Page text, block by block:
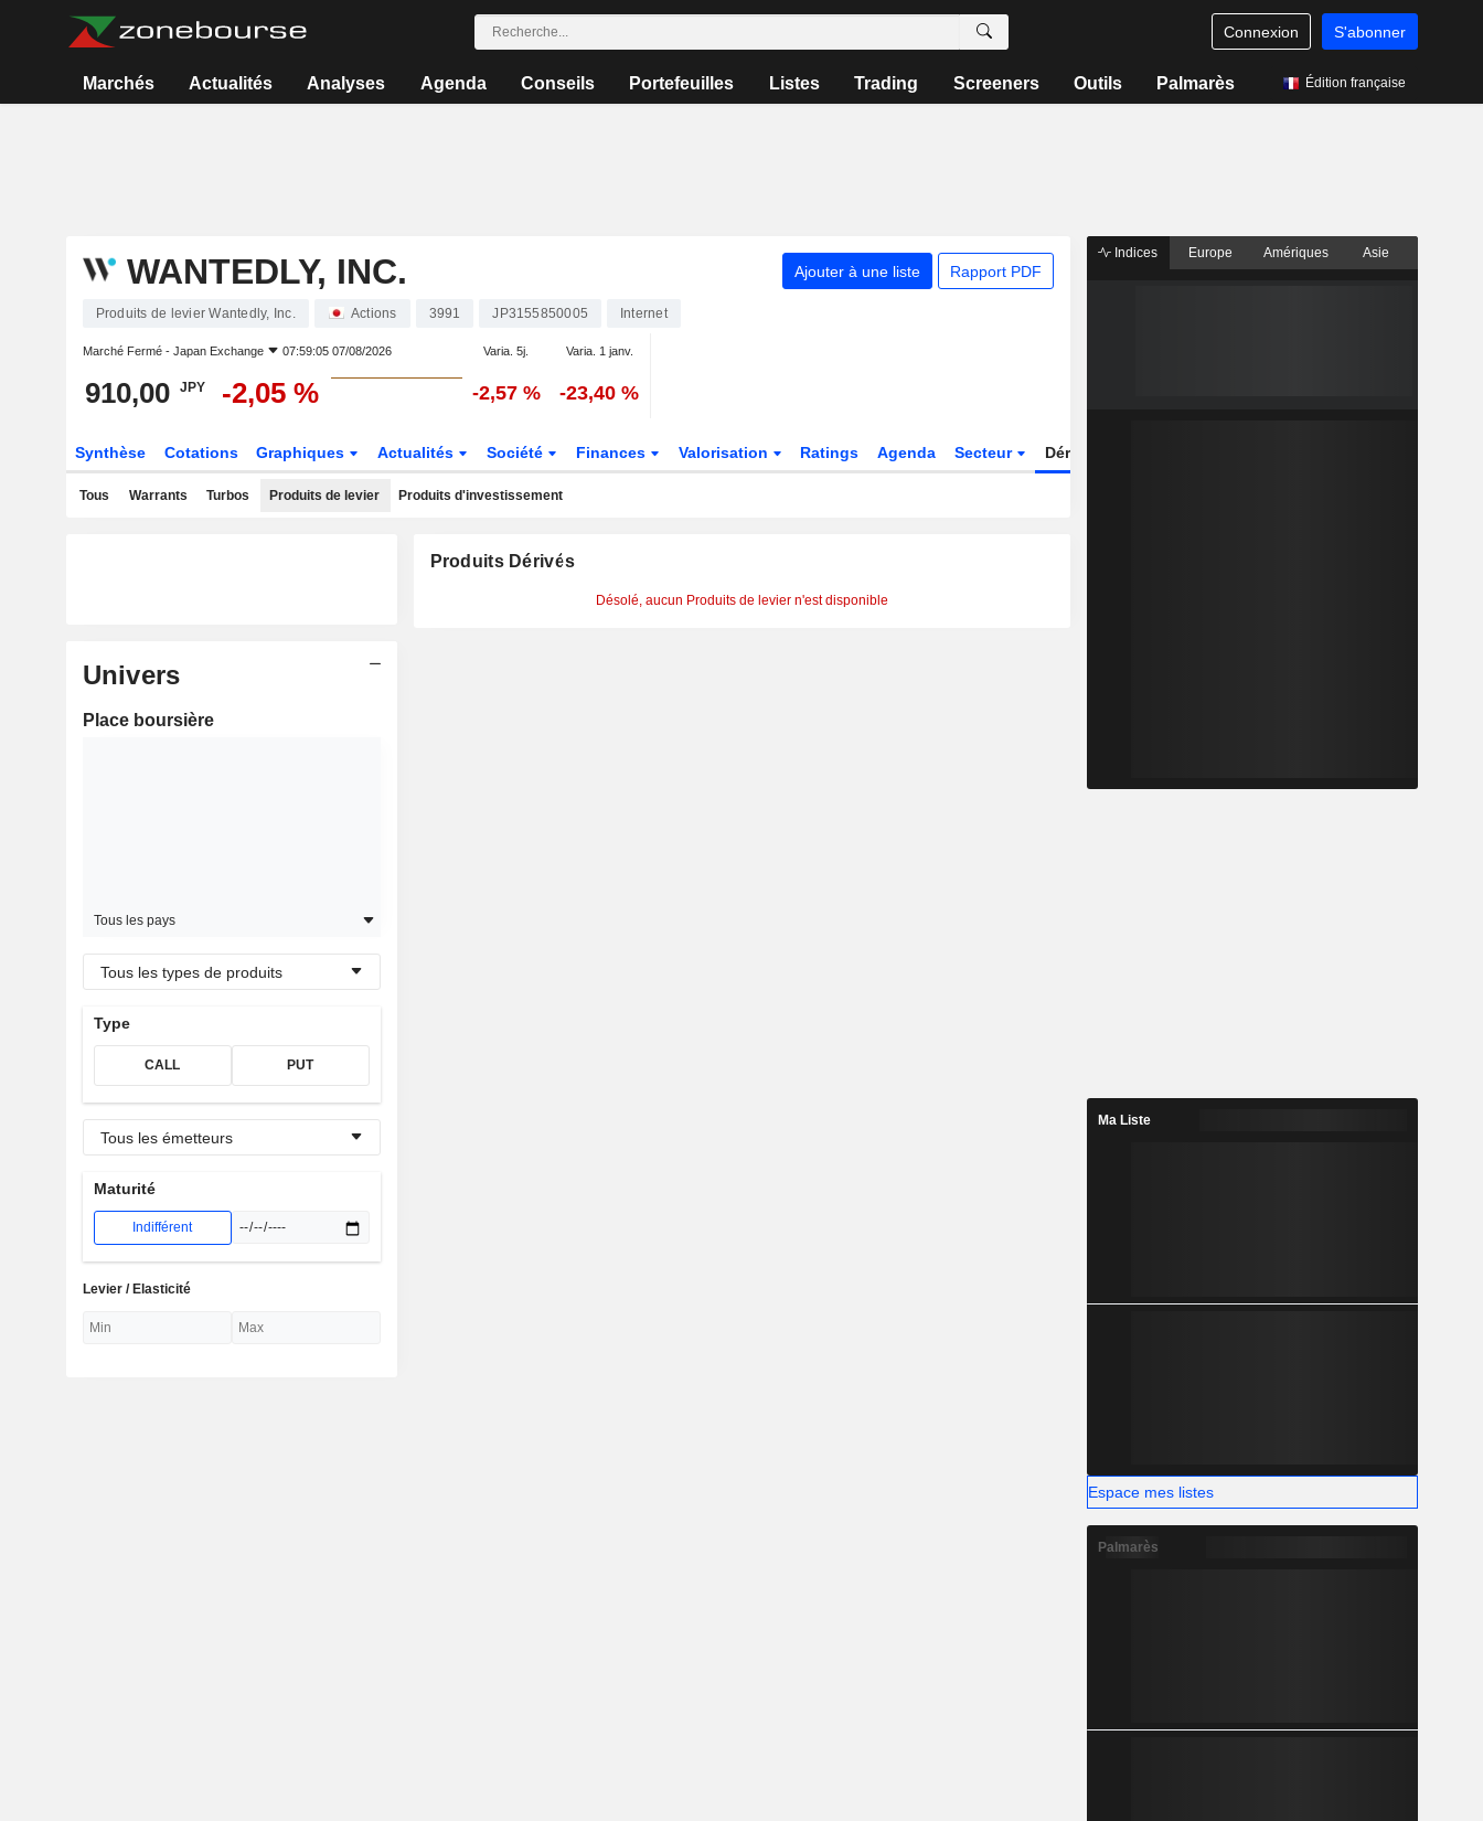
Connexion S'abonner
Marchés Actualités Analyses Agenda Conseils Portefeuilles Listes Trading Screeners Outils Palmarès Édition française
WANTEDLY, INC. Ajouter à une liste Rapport PDF
Produits de levier Wantedly, Inc. Actions 3991 JP3155850005 Internet
Marché Fermé - Japan Exchange 07:59:05 07/08/2026 Varia. 5j. Varia. 1 janv.
910,00 JPY -2,05 % -2,57 % -23,40 %
Synthèse Cotations Graphiques Actualités Société Finances Valorisation Ratings Agenda Secteur Dérivés
Tous Warrants Turbos Produits de levier Produits d'investissement
Univers
Place boursière
Tous les pays
Tous les types de produits
Type
CALL PUT
Tous les émetteurs
Maturité
Indifférent
Levier / Elasticité
Produits Dérivés
Désolé, aucun Produits de levier n'est disponible
Indices Europe Amériques Asie
Ma Liste
Espace mes listes
Palmarès